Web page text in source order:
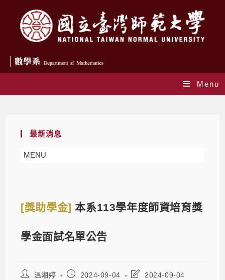
Menu
最新消息
MENU
[獎助學金] 本系113學年度師資培育獎
學金面試名單公告
温湘婷 2024-09-04 2024-09-04